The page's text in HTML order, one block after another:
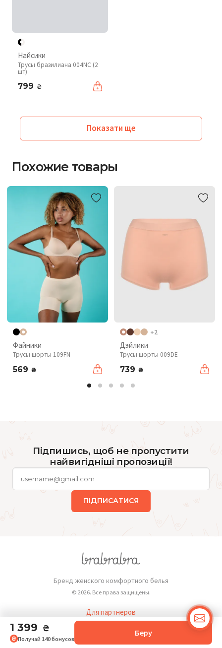
1 399 ₴
Получай 140бонусов
Беру
Найсики
Трусы бразилиана 004NC (2
шт)
799 ₴
Показати ще
Похожие товары
Файники
Трусы шорты 109FN
569 ₴
+2
Дэйлики
Трусы шорты 009DE
739 ₴
Підпишись, щоб не пропустити
найвигідніші пропозиції!
ПІДПИСАТИСЯ
Бренд женского комфортного белья
© 2026. Все права защищены.
Для партнеров